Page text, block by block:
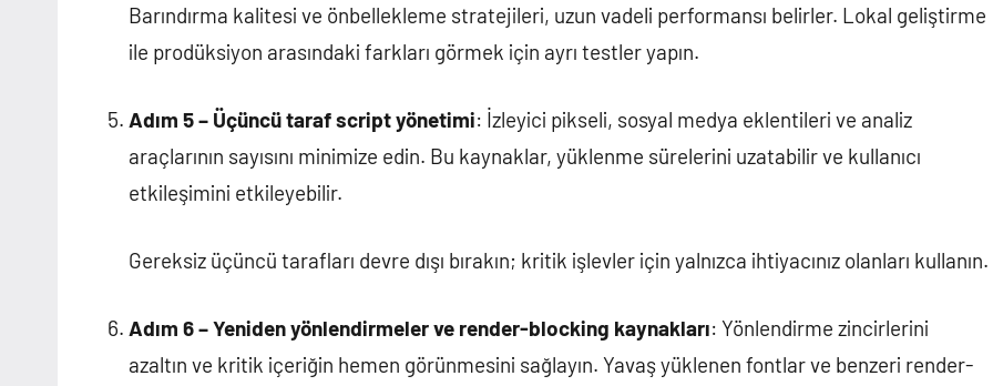
Barındırma kalitesi ve önbellekleme stratejileri, uzun vadeli performansı belirler. Lokal geliştirme
ile prodüksiyon arasındaki farkları görmek için ayrı testler yapın.
Adım 5 – Üçüncü taraf script yönetimi: İzleyici pikseli, sosyal medya eklentileri ve analiz
araçlarının sayısını minimize edin. Bu kaynaklar, yüklenme sürelerini uzatabilir ve kullanıcı
etkileşimini etkileyebilir.
Gereksiz üçüncü tarafları devre dışı bırakın; kritik işlevler için yalnızca ihtiyacınız olanları kullanın.
Adım 6 – Yeniden yönlendirmeler ve render-blocking kaynakları: Yönlendirme zincirlerini
azaltın ve kritik içeriğin hemen görünmesini sağlayın. Yavaş yüklenen fontlar ve benzeri render-